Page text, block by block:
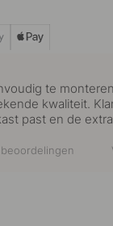
te
kwaliteit.
past en de